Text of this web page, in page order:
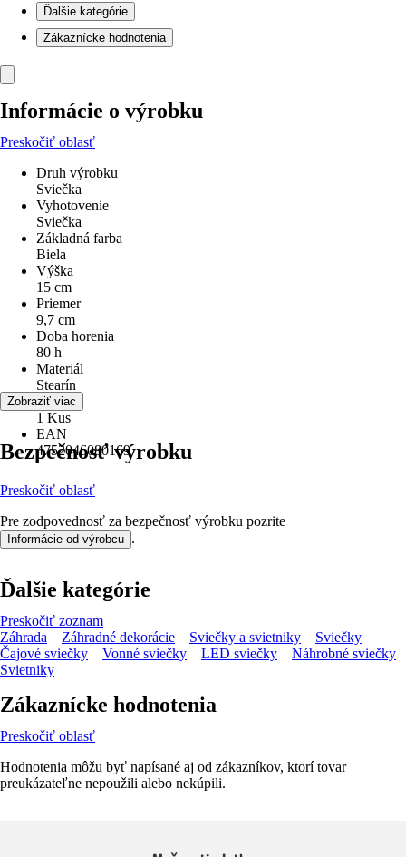
Ďalšie kategórie
Zákaznícke hodnotenia
Informácie o výrobku
Preskočiť oblasť
Druh výrobku
Sviečka
Vyhotovenie
Sviečka
Základná farba
Biela
Výška
15 cm
Priemer
9,7 cm
Doba horenia
80 h
Materiál
Stearín
Obsah
1 Kus
EAN
4752046080169
Zobraziť viac
Bezpečnosť výrobku
Preskočiť oblasť
Pre zodpovednosť za bezpečnosť výrobku pozrite
Informácie od výrobcu .
Ďalšie kategórie
Preskočiť zoznam
Záhrada
Záhradné dekorácie Sviečky a svietniky
Sviečky
Čajové sviečky
Vonné sviečky LED sviečky
Náhrobné sviečky
Svietniky
Zákaznícke hodnotenia
Preskočiť oblasť
Hodnotenia môžu byť napísané aj od zákazníkov, ktorí tovar
preukázateľne nepoužili alebo nekúpili.